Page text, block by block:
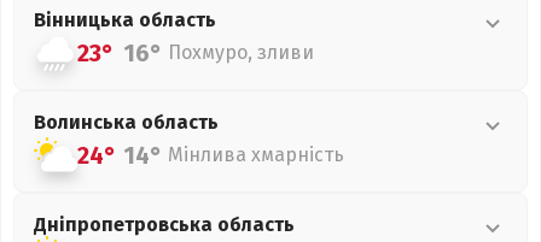
Вінницька область
23° 16° Похмуро, зливи
Волинська область
24° 14° Мінлива хмарність
Дніпропетровська область